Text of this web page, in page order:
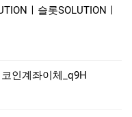
ㅣ슬롯SOLUTIONㅣ
인계좌이체_q9H